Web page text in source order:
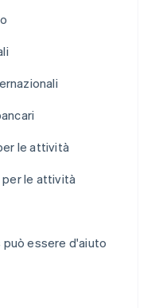
le attività
per le attività
può essere d'aiuto